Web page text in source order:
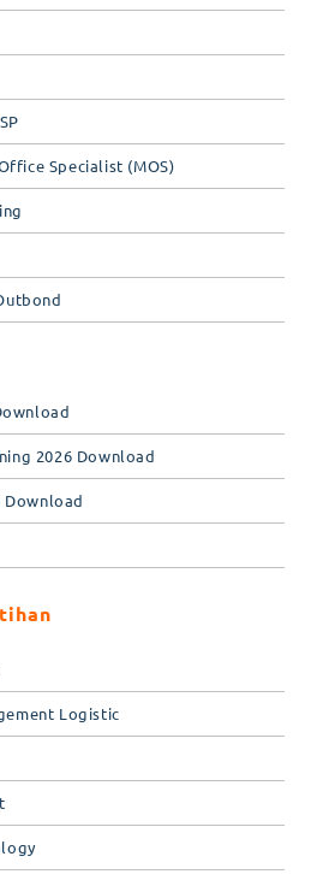
Specialist (MOS)
2026 Download
Download
Logistic